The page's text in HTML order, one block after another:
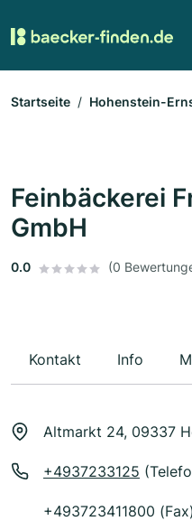
Startseite Hohenstein-
Feinbäckerei
GmbH
0.0 (0
Kontakt Info
Altmarkt 24, 09337
+4937233125
+493723411800 (Fax)